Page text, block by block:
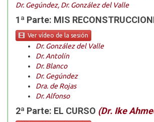
Dr. Gegúndez, Dr. González del Valle
1ª Parte: MIS
Ver vídeo de la sesión
Dr. González del Valle
Dr. Antolín
Dr. Blanco
Dr. Gegúndez
Dra. de Rojas
Dr. Alfonso
2ª Parte: EL CURSO (Dr. Ike